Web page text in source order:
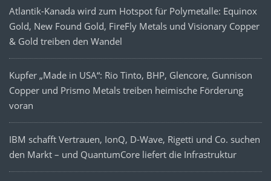
Atlantik-Kanada wird zum Hotspot für Polymetalle: Equinox
Gold, New Found Gold, FireFly Metals und Visionary Copper
& Gold treiben den Wandel
Kupfer „Made in USA“: Rio Tinto, BHP, Glencore, Gunnison
Copper und Prismo Metals treiben heimische Förderung
voran
IBM schafft Vertrauen, IonQ, D-Wave, Rigetti und Co. suchen
den Markt – und QuantumCore liefert die Infrastruktur